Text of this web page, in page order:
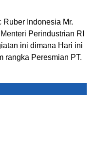
Ruber Indonesia Mr.
Perindustrian RI
ini dimana Hari ini
rangka Peresmian PT.